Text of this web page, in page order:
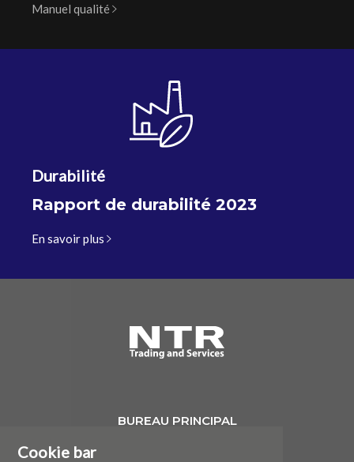
Manuel qualité
Durabilité
Rapport de durabilité 2023
En savoir plus
BUREAU PRINCIPAL
Cookie bar